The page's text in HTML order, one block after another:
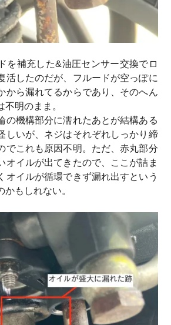
を補充した&油圧センサー交換でロ
活したのだが、フルードが空っぽに
から漏れてるからであり、そのへん
明のまま。
の機構部分に濡れたあとが結構ある
しいが、ネジはそれぞれしっかり締
でこれも原因不明。ただ、赤丸部分
オイルが出てきたので、ここが詰ま
オイルが循環できず漏れ出すという
もしれない。